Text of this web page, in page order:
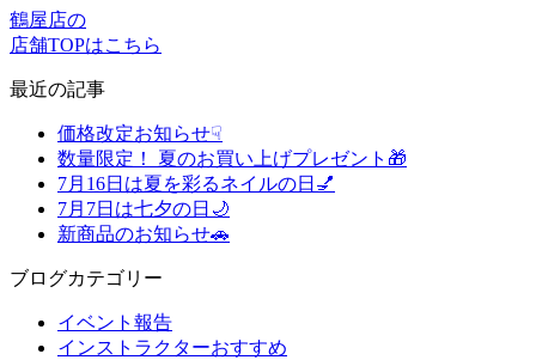
鶴屋店の
店舗TOPはこちら
最近の記事
価格改定お知らせ☟
数量限定！ 夏のお買い上げプレゼント🎁
7月16日は夏を彩るネイルの日💅
7月7日は七夕の日🌙
新商品のお知らせ🚗
ブログカテゴリー
イベント報告
インストラクターおすすめ